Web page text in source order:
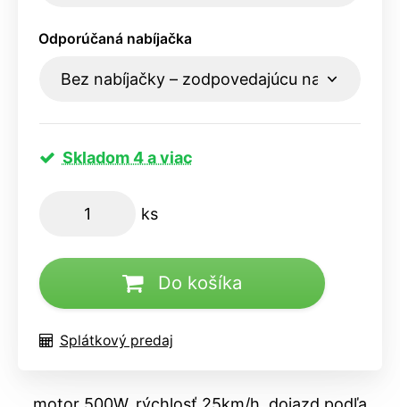
Odporúčaná nabíjačka
Skladom 4 a viac
ks
Do košíka
Splátkový predaj